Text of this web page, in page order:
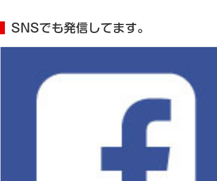
SNSでも発信してます。